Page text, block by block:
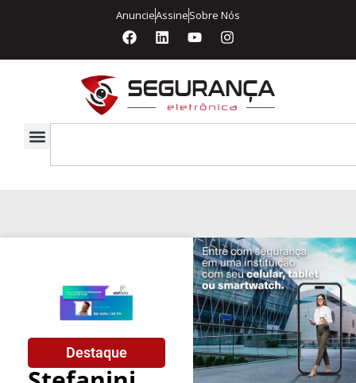
AnuncieAssineSobre Nós
Destaque